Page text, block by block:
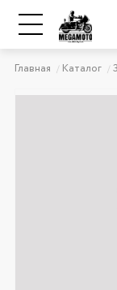
Главная Каталог